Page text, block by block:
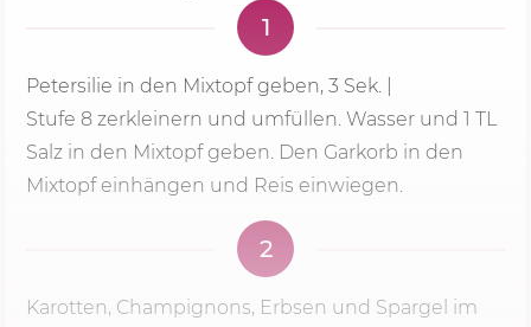
1
Petersilie in den Mixtopf geben, 3 Sek.
Stufe 8 zerkleinern und umfüllen. Wasser und 1 TL
Salz in den Mixtopf geben. Den Garkorb in den
Mixtopf einhängen und Reis einwiegen.
2
Karotten, Champignons, Erbsen und Spargel im